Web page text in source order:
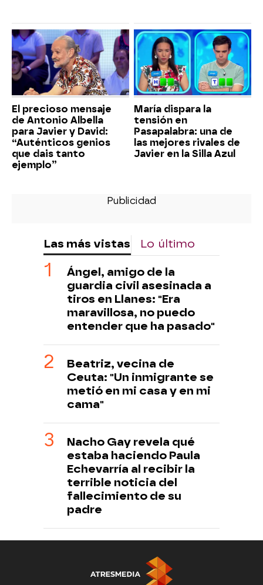
El precioso mensaje
de Antonio Albella
para Javier y David:
“Auténticos genios
que dais tanto
ejemplo”
María dispara la
tensión en
Pasapalabra: una de
las mejores rivales de
Javier en la Silla Azul
Las más vistas Lo último
Ángel, amigo de la
guardia civil asesinada a
tiros en Llanes: "Era
maravillosa, no puedo
entender que ha pasado"
Beatriz, vecina de
Ceuta: "Un inmigrante se
metió en mi casa y en mi
cama"
Nacho Gay revela qué
estaba haciendo Paula
Echevarría al recibir la
terrible noticia del
fallecimiento de su
padre